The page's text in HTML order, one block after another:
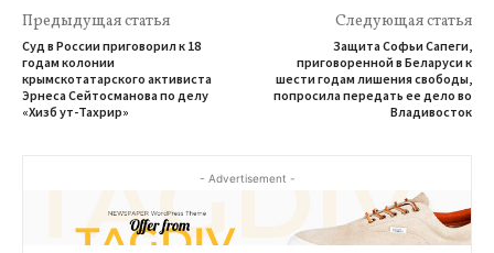
Предыдущая статья
Суд в России приговорил к 18
годам колонии
крымскотатарского активиста
Эрнеса Сейтосманова по делу
«Хизб ут-Тахрир»
Следующая статья
Защита Софьи Сапеги,
приговоренной в Беларуси к
шести годам лишения свободы,
попросила передать ее дело во
Владивосток
- Advertisement -